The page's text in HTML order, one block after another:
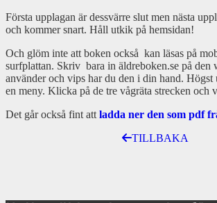
Första upplagan är dessvärre slut men nästa
och kommer snart. Håll utkik på hemsidan!
Och glöm inte att boken också kan läsas på
surfplattan. Skriv bara in äldreboken.se på den
använder och vips har du den i din hand.
en meny. Klicka på de tre vågräta strecken och
Det går också fint att ladda ner den som pdf
TILLBAKA